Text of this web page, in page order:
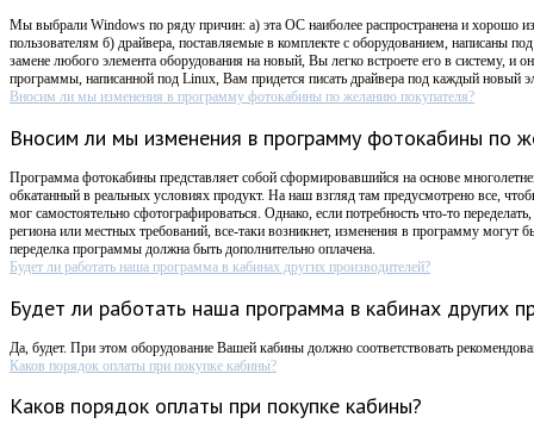
Мы выбрали Windows по ряду причин: а) эта ОС наиболее распространена и хорошо
пользователям б) драйвера, поставляемые в комплекте с оборудованием, написаны
замене любого элемента оборудования на новый, Вы легко встроете его в систему, и он
программы, написанной под Linux, Вам придется писать драйвера под каждый новый
Вносим ли мы изменения в программу фотокабины по желанию покупателя?
Вносим ли мы изменения в программу фотокабины по
Программа фотокабины представляет собой сформировавшийся на основе
обкатанный в реальных условиях продукт. На наш взгляд там предусмотрено все,
мог самостоятельно сфотографироваться. Однако, если потребность что-то
региона или местных требований, все-таки возникнет, изменения в программу могут
переделка программы должна быть дополнительно оплачена.
Будет ли работать наша программа в кабинах других производителей?
Будет ли работать наша программа в кабинах других
Да, будет. При этом оборудование Вашей кабины должно соответствовать
Каков порядок оплаты при покупке кабины?
Каков порядок оплаты при покупке кабины?